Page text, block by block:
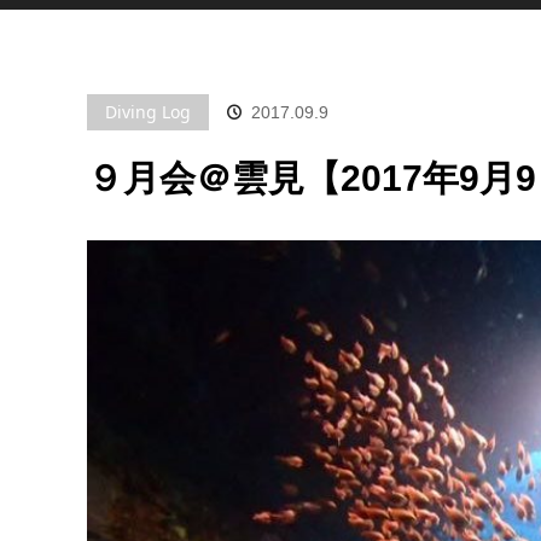
Diving Log 2017.09.9
９月会＠雲見【2017年9月